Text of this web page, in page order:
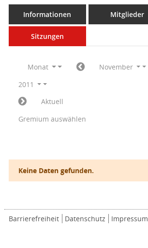
Informationen Mitglieder
Sitzungen
Monat
November
2011
Aktuell
Gremium auswählen
Keine Daten gefunden.
Barrierefreiheit Datenschutz Impressum